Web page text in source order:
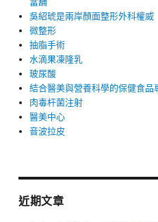
吳紹琥是兩岸顏面整形外科權威
微整形
抽脂手術
水滴果凍隆乳
玻尿酸
結合醫美與營養科學的保健食品
肉毒杆菌注射
醫美中心
音波拉皮
近期文章